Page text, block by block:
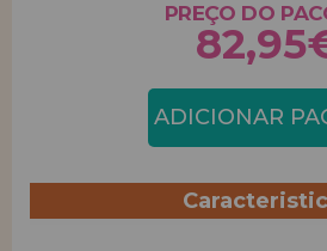
PREÇO DO
ADICIONAR